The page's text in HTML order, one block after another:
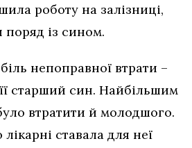
роботу на залізниці,
поряд із сином.
непоправної втрати –
старший син. Найбільшим
втратити й молодшого.
ставала для неї